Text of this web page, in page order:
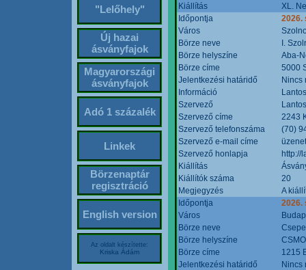
"Lelőhely"
Új hazai
ásványfajok
Magyarországi
ásványfajok
Adó 1 százalék
Linkek
Börzenaptár
regisztráció
English version
Az oldalt készítette:
Kriska Ádám
Kiállítás
XL.
Időpontja
2026.
Város
Börze neve
I.
Börze helyszíne
Aba-
Börze címe
5000
Jelentkezési határidő
Nincs
Információ
Szervező
Szervező címe
2243
Szervező telefonszáma
(70)
Szervező e-mail címe
Szervező honlapja
http://
Kiállítás
Kiállítók száma
20
Megjegyzés
A
Időpontja
2026.
Város
Börze neve
Börze helyszíne
Börze címe
1215
Jelentkezési határidő
Nincs